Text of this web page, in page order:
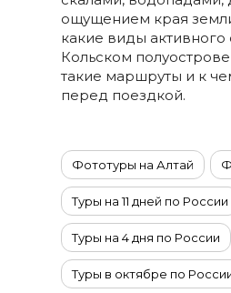
Хабаровский край
Хакасия
Чечня
Чукотка
Эльбрус
Якутия
Якутск
Ямал
ощущением края
какие виды активного
Кольском
такие маршруты и к
перед поездкой.
Фототуры на Алтай
Туры на 11 дней по России
Туры на 4 дня по России
Туры в октябре по